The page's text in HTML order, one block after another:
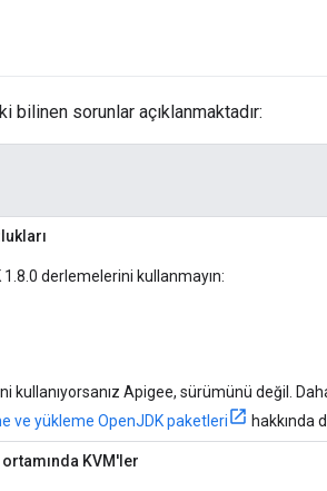
bilinen sorunlar açıklanmaktadır:
1.8.0 derlemelerini kullanmayın:
kullanıyorsanız Apigee, sürümünü değil.
ve yükleme OpenJDK paketleri
hakkında
KVM'ler